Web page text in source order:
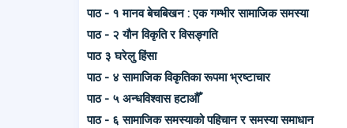
पाठ - १ मानव बेचबिखन : एक गम्भीर सामाजिक समस्या
पाठ - २ यौन विकृति र विसङ्गति
पाठ ३ घरेलु हिंसा
पाठ - ४ सामाजिक विकृतिका रूपमा भ्रष्टाचार
पाठ - ५ अन्धविश्वास हटाऔँ
पाठ - ६ सामाजिक समस्याको पहिचान र समस्या समाधान